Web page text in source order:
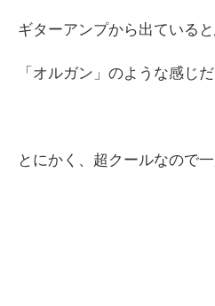
ギターアンプから出ている
「オルガン」のような感じだ
とにかく、超クールなので